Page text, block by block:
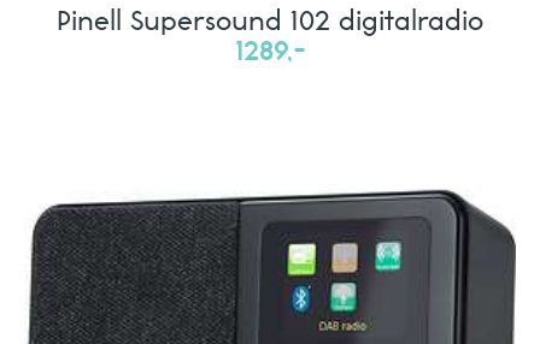
Pinell Supersound 102 digitalradio
1289,-